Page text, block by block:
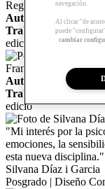
Regeneración urbana
Autor/a:
Javier
Trabajo de:Curso |
edició
Franja urbana
Autor/a:
Ana Robles
Trabajo de:
Curso |
edició
"Mi interés por la
emociones, la
esta nueva disciplina."
Silvana Díaz i Garcia
Posgrado | Diseño
navegación.
Al clicar "de
puede
cambiar